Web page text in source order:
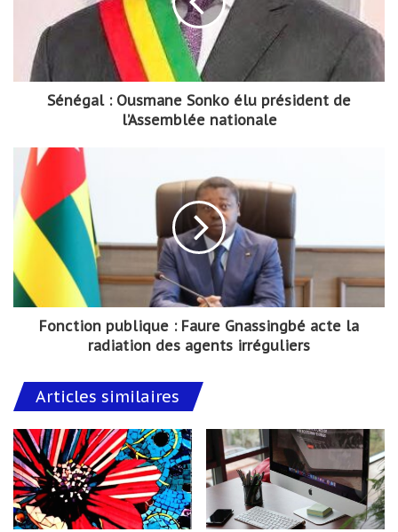
Sénégal : Ousmane Sonko élu président de
l’Assemblée nationale
Fonction publique : Faure Gnassingbé acte la
radiation des agents irréguliers
Articles similaires